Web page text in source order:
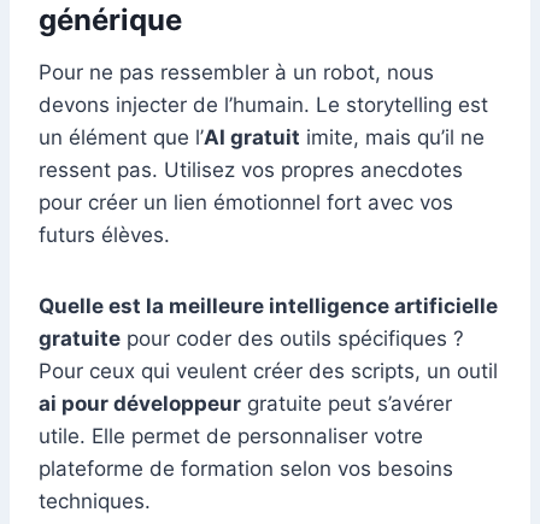
générique
Pour ne pas ressembler à un robot, nous
devons injecter de l’humain. Le storytelling est
un élément que l’AI gratuit imite, mais qu’il ne
ressent pas. Utilisez vos propres anecdotes
pour créer un lien émotionnel fort avec vos
futurs élèves.
Quelle est la meilleure intelligence artificielle
gratuite pour coder des outils spécifiques ?
Pour ceux qui veulent créer des scripts, un outil
ai pour développeur gratuite peut s’avérer
utile. Elle permet de personnaliser votre
plateforme de formation selon vos besoins
techniques.